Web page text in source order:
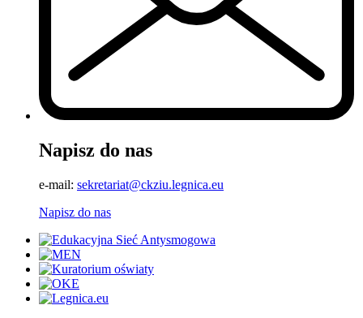
Napisz do nas
e-mail: sekretariat@ckziu.legnica.eu
Napisz do nas